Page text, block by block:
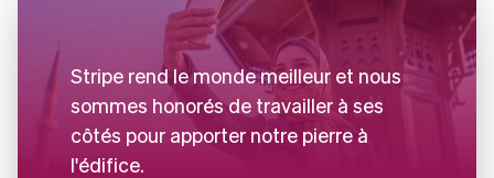
Stripe rend le monde meilleur et nous
sommes honorés de travailler à ses
côtés pour apporter notre pierre à
l'édifice.